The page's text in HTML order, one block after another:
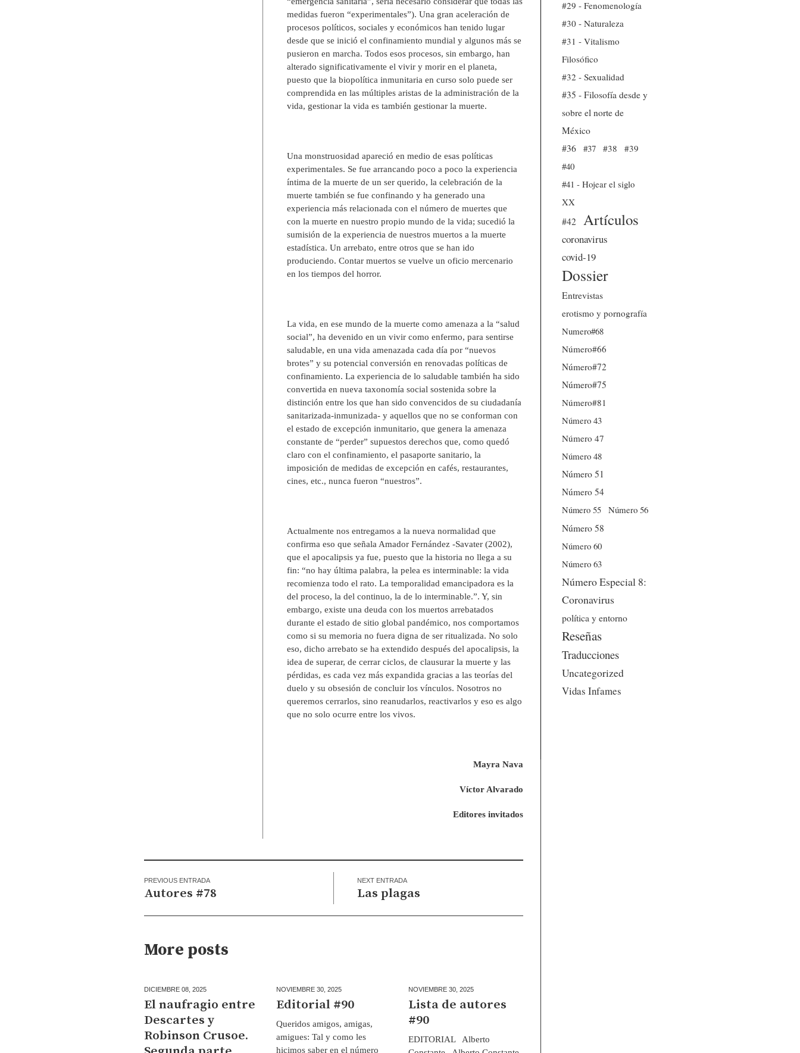
medidas fueron “experimentales”). Una gran aceleración de
procesos políticos, sociales y económicos han tenido lugar
desde que se inició el confinamiento mundial y algunos más se
pusieron en marcha. Todos esos procesos, sin embargo, han
alterado significativamente el vivir y morir en el planeta,
puesto que la biopolítica inmunitaria en curso solo puede ser
comprendida en las múltiples aristas de la administración de la
vida, gestionar la vida es también gestionar la muerte.
Una monstruosidad apareció en medio de esas políticas
experimentales. Se fue arrancando poco a poco la experiencia
íntima de la muerte de un ser querido, la celebración de la
muerte también se fue confinando y ha generado una
experiencia más relacionada con el número de muertes que
con la muerte en nuestro propio mundo de la vida; sucedió la
sumisión de la experiencia de nuestros muertos a la muerte
estadística. Un arrebato, entre otros que se han ido
produciendo. Contar muertos se vuelve un oficio mercenario
en los tiempos del horror.
La vida, en ese mundo de la muerte como amenaza a la “salud
social”, ha devenido en un vivir como enfermo, para sentirse
saludable, en una vida amenazada cada día por “nuevos
brotes” y su potencial conversión en renovadas políticas de
confinamiento. La experiencia de lo saludable también ha sido
convertida en nueva taxonomía social sostenida sobre la
distinción entre los que han sido convencidos de su ciudadanía
sanitarizada-inmunizada- y aquellos que no se conforman con
el estado de excepción inmunitario, que genera la amenaza
constante de “perder” supuestos derechos que, como quedó
claro con el confinamiento, el pasaporte sanitario, la
imposición de medidas de excepción en cafés, restaurantes,
cines, etc., nunca fueron “nuestros”.
Actualmente nos entregamos a la nueva normalidad que
confirma eso que señala Amador Fernández -Savater (2002),
que el apocalipsis ya fue, puesto que la historia no llega a su
fin: “no hay última palabra, la pelea es interminable: la vida
recomienza todo el rato. La temporalidad emancipadora es la
del proceso, la del continuo, la de lo interminable.”. Y, sin
embargo, existe una deuda con los muertos arrebatados
durante el estado de sitio global pandémico, nos comportamos
como si su memoria no fuera digna de ser ritualizada. No solo
eso, dicho arrebato se ha extendido después del apocalipsis, la
idea de superar, de cerrar ciclos, de clausurar la muerte y las
pérdidas, es cada vez más expandida gracias a las teorías del
duelo y su obsesión de concluir los vínculos. Nosotros no
queremos cerrarlos, sino reanudarlos, reactivarlos y eso es algo
que no solo ocurre entre los vivos.
Mayra Nava
Víctor Alvarado
Editores invitados
PREVIOUS ENTRADA
Autores #78
NEXT ENTRADA
Las plagas
More posts
DICIEMBRE 08, 2025
El naufragio entre
Descartes y
Robinson Crusoe.
NOVIEMBRE 30, 2025
Editorial #90
Queridos amigos, amigas,
amigues: Tal y como les
hicimos saber en el número
NOVIEMBRE 30, 2025
Lista de autores
#90
EDITORIAL Alberto
#29 - Fenomenología
#30 - Naturaleza
#31 - Vitalismo
Filosófico
#32 - Sexualidad
#35 - Filosofía desde y
sobre el norte de
México
#36
#37 #38
#39
#40
#41 - Hojear el siglo
XX
#42
Artículos
coronavirus
covid-19
Dossier
Entrevistas
erotismo y pornografía
Numero#68
Número#66
Número#72
Número#75
Número#81
Número 43
Número 47
Número 48
Número 51
Número 54
Número 55
Número 56
Número 58
Número 60
Número 63
Número Especial 8:
Coronavirus
política y entorno
Reseñas
Traducciones
Uncategorized
Vidas Infames